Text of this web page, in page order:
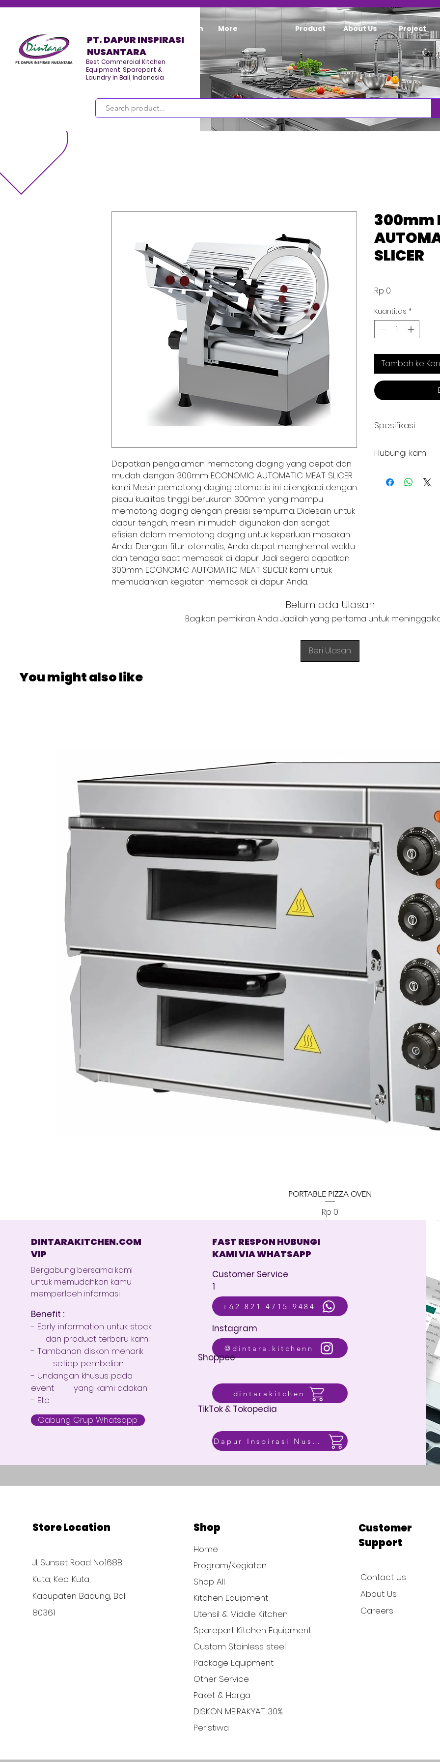
PT. DAPUR INSPIRASI
NUSANTARA
Best Commercial Kitchen
Equipment, Sparepart &
Laundry in Bali, Indonesia
Program/Kegiatan More Product About Us Project
Dapatkan pengalaman memotong daging yang cepat dan
mudah dengan 300mm ECONOMIC AUTOMATIC MEAT SLICER
kami. Mesin pemotong daging otomatis ini dilengkapi dengan
pisau kualitas tinggi berukuran 300mm yang mampu
memotong daging dengan presisi sempurna. Didesain untuk
dapur tengah, mesin ini mudah digunakan dan sangat
efisien dalam memotong daging untuk keperluan masakan
Anda. Dengan fitur otomatis, Anda dapat menghemat waktu
dan tenaga saat memasak di dapur. Jadi segera dapatkan
300mm ECONOMIC AUTOMATIC MEAT SLICER kami untuk
memudahkan kegiatan memasak di dapur Anda.
300mm
SLICER
Rp 0
Kuantitas *
Tambah ke
Spesifikasi
Slicing Motor
Voltage: 220V/50Hz
Hubungi kami
Belum ada Ulasan
Bagikan pemikiran Anda. Jadilah yang pertama untuk
Beri Ulasan
You might also like
Tampilan Cepat
PORTABLE PIZZA OVEN
Harga
Rp 0
DINTARAKITCHEN.COM
VIP
Bergabung bersama kami
untuk memudahkan kamu
memperloeh informasi.
Benefit :
- Early information untuk stock
dan product terbaru kami
- Tambahan diskon menarik
setiap pembelian
- Undangan khusus pada
event yang kami adakan
- Etc.
Gabung Grup Whatsapp
FAST RESPON HUBUNGI
KAMI VIA WHATSAPP
Customer Service
1
+62 821 4715 9484
Instagram
@dintara.kitchenn
dintarakitchen
Dapur Inspirasi Nusantara
Shoppee
TikTok & Tokopedia
Store Location
Jl. Sunset Road No.168B,
Kuta, Kec. Kuta,
Kabupaten Badung, Bali
80361
Shop
Home
Program/Kegiatan
Shop All
Kitchen Equipment
Utensil & Middle Kitchen
Sparepart Kitchen Equipment
Custom Stainless steel
Package Equipment
Other Service
Paket & Harga
DISKON MEIRAKYAT 30%
Peristiwa
Customer
Support
Contact Us
About Us
Careers